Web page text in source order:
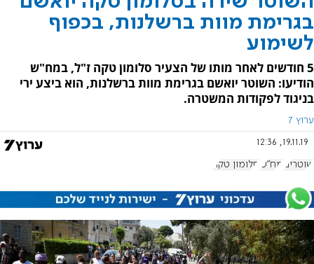
בגרימת מוות ברשלנות, בכפוף
לשימוע
5 חודשים לאחר מותו של הצעיר סלומון טקה ז"ל, במח"ש
הודיעו: השוטר יואשם בגרימת מוות ברשלנות, הוא ביצע ירי
בניגוד לפקודות המשטרה.
ערוץ 7
19.11.19, 12:36
שוטרים מח"ש סלומון טקה